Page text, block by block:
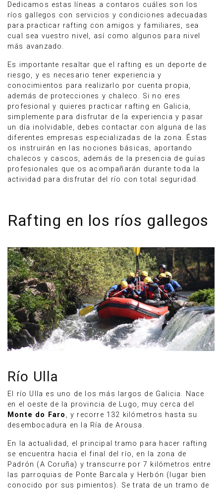
Dedicamos estas líneas a contaros cuáles son los
ríos gallegos con servicios y condiciones adecuadas
para practicar rafting con amigos y familiares, sea
cual sea vuestro nivel, así como algunos para nivel
más avanzado.
Es importante resaltar que el rafting es un deporte de
riesgo, y es necesario tener experiencia y
conocimientos para realizarlo por cuenta propia,
además de protecciones y chaleco. Si no eres
profesional y quieres practicar rafting en Galicia,
simplemente para disfrutar de la experiencia y pasar
un día inolvidable, debes contactar con alguna de las
diferentes empresas especializadas de la zona. Éstas
os instruirán en las nociones básicas, aportando
chalecos y cascos, además de la presencia de guías
profesionales que os acompañarán durante toda la
actividad para disfrutar del río con total seguridad.
Rafting en los ríos gallegos
Río Ulla
El río Ulla es uno de los más largos de Galicia. Nace
en el oeste de la provincia de Lugo, muy cerca del
Monte do Faro , y recorre 132 kilómetros hasta su
desembocadura en la Ría de Arousa.
En la actualidad, el principal tramo para hacer rafting
se encuentra hacia el final del río, en la zona de
Padrón (A Coruña) y transcurre por 7 kilómetros entre
las parroquias de Ponte Barcala y Herbón (lugar bien
conocido por sus pimientos). Se trata de un tramo de